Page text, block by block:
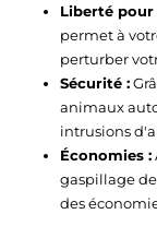
Liberté
permet à
perturber
Sécurité :
animaux
intrusions
Économies :
gaspillage
des